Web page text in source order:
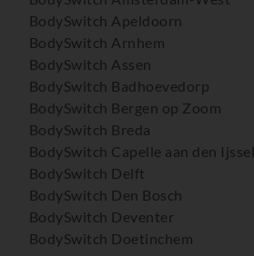
BodySwitch Apeldoorn
BodySwitch Arnhem
BodySwitch Assen
BodySwitch Badhoevedorp
BodySwitch Bergen op Zoom
BodySwitch Breda
BodySwitch Capelle aan den Ijssel
BodySwitch Delft
BodySwitch Den Bosch
BodySwitch Deventer
BodySwitch Doetinchem